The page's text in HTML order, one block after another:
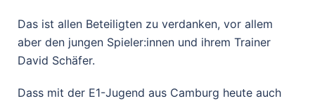
Das ist allen Beteiligten zu verdanken, vor allem
aber den jungen Spieler:innen und ihrem Trainer
David Schäfer.
Dass mit der E1-Jugend aus Camburg heute auch